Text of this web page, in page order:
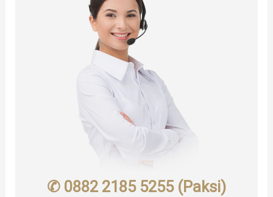
✆ 0882 2185 5255 (Paksi)